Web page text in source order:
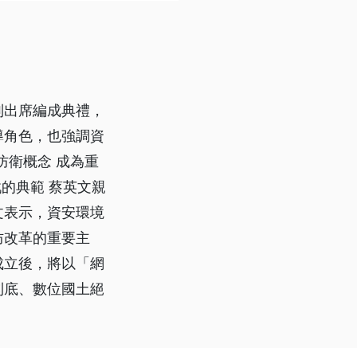
席編成典禮，
色，也強調資
衛概念 成為重
典範 蔡英文親
示，資安環境
革的重要主
後，將以「網
、數位國土絕